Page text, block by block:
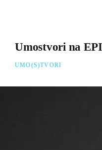
Umostvori na
UMO(S)TVORI